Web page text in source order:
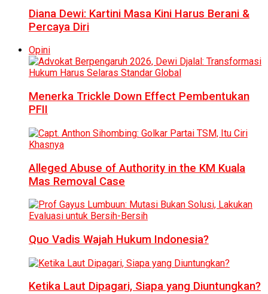
Diana Dewi: Kartini Masa Kini Harus Berani &
Percaya Diri
Opini
Menerka Trickle Down Effect Pembentukan
PFII
Alleged Abuse of Authority in the KM Kuala
Mas Removal Case
Quo Vadis Wajah Hukum Indonesia?
Ketika Laut Dipagari, Siapa yang Diuntungkan?